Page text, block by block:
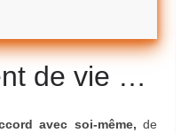
de vie …
avec soi-même, de